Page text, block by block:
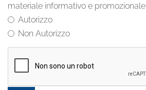
materiale informativo e promozionale
Autorizzo
Non Autorizzo